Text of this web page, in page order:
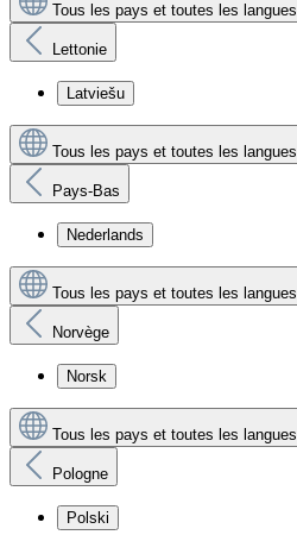
Tous les pays et toutes les langues
Lettonie
Latviešu
Tous les pays et toutes les langues
Pays-Bas
Nederlands
Tous les pays et toutes les langues
Norvège
Norsk
Tous les pays et toutes les langues
Pologne
Polski